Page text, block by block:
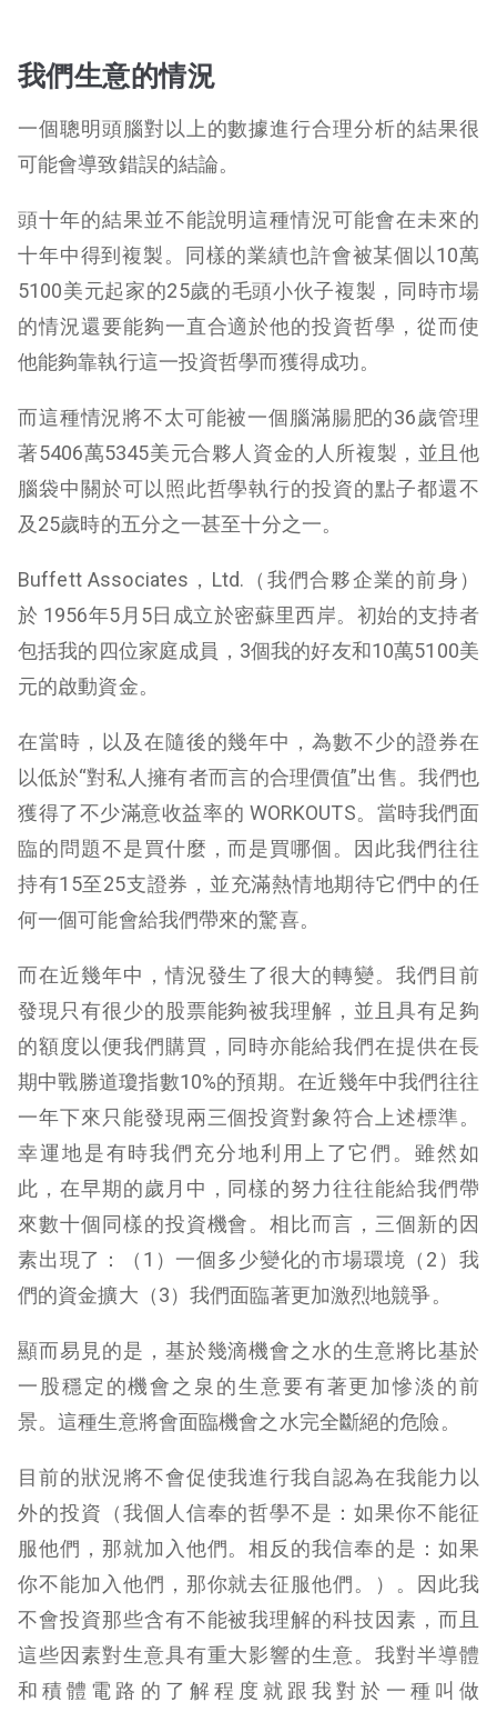
我們生意的情況
一個聰明頭腦對以上的數據進行合理分析的結果很
可能會導致錯誤的結論。
頭十年的結果並不能說明這種情況可能會在未來的
十年中得到複製。同樣的業績也許會被某個以10萬
5100美元起家的25歲的毛頭小伙子複製，同時市場
的情況還要能夠一直合適於他的投資哲學，從而使
他能夠靠執行這一投資哲學而獲得成功。
而這種情況將不太可能被一個腦滿腸肥的36歲管理
著5406萬5345美元合夥人資金的人所複製，並且他
腦袋中關於可以照此哲學執行的投資的點子都還不
及25歲時的五分之一甚至十分之一。
Buffett Associates，Ltd.（我們合夥企業的前身）
於 1956年5月5日成立於密蘇里西岸。初始的支持者
包括我的四位家庭成員，3個我的好友和10萬5100美
元的啟動資金。
在當時，以及在隨後的幾年中，為數不少的證券在
以低於“對私人擁有者而言的合理價值”出售。我們也
獲得了不少滿意收益率的 WORKOUTS。當時我們面
臨的問題不是買什麼，而是買哪個。因此我們往往
持有15至25支證券，並充滿熱情地期待它們中的任
何一個可能會給我們帶來的驚喜。
而在近幾年中，情況發生了很大的轉變。我們目前
發現只有很少的股票能夠被我理解，並且具有足夠
的額度以便我們購買，同時亦能給我們在提供在長
期中戰勝道瓊指數10%的預期。在近幾年中我們往往
一年下來只能發現兩三個投資對象符合上述標準。
幸運地是有時我們充分地利用上了它們。雖然如
此，在早期的歲月中，同樣的努力往往能給我們帶
來數十個同樣的投資機會。相比而言，三個新的因
素出現了：（1）一個多少變化的市場環境（2）我
們的資金擴大（3）我們面臨著更加激烈地競爭。
顯而易見的是，基於幾滴機會之水的生意將比基於
一股穩定的機會之泉的生意要有著更加慘淡的前
景。這種生意將會面臨機會之水完全斷絕的危險。
目前的狀況將不會促使我進行我自認為在我能力以
外的投資（我個人信奉的哲學不是：如果你不能征
服他們，那就加入他們。相反的我信奉的是：如果
你不能加入他們，那你就去征服他們。）。因此我
不會投資那些含有不能被我理解的科技因素，而且
這些因素對生意具有重大影響的生意。我對半導體
和積體電路的了解程度就跟我對於一種叫做